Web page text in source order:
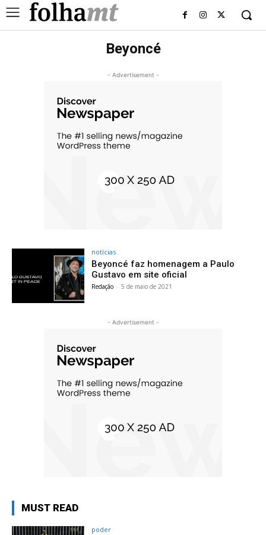
Beyoncé
- Advertisement -
notícias
Beyoncé faz homenagem a Paulo
Gustavo em site oficial
Redação - 5 de maio de 2021
- Advertisement -
MUST READ
poder